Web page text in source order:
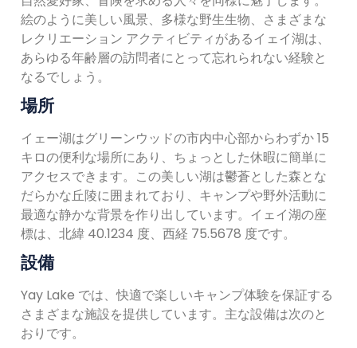
絵のように美しい風景、多様な野生生物、さまざまな
レクリエーション アクティビティがあるイェイ湖は、
あらゆる年齢層の訪問者にとって忘れられない経験と
なるでしょう。
場所
イェー湖はグリーンウッドの市内中心部からわずか 15
キロの便利な場所にあり、ちょっとした休暇に簡単に
アクセスできます。この美しい湖は鬱蒼とした森とな
だらかな丘陵に囲まれており、キャンプや野外活動に
最適な静かな背景を作り出しています。イェイ湖の座
標は、北緯 40.1234 度、西経 75.5678 度です。
設備
Yay Lake では、快適で楽しいキャンプ体験を保証する
さまざまな施設を提供しています。主な設備は次のと
おりです。